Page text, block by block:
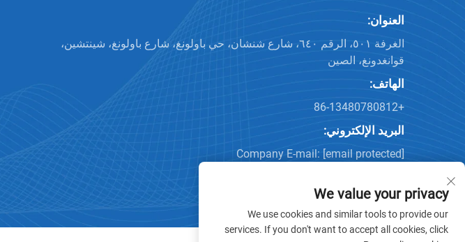
العنوان:
الغرفة ٥٠١، الرقم ٦٤٠، شارع شنشان، حي باولونغ، شارع باولونغ، شينتشين،
قوانغدونغ، الصين
الهاتف:
+86-13480780812
البريد الإلكتروني:
Company E-mail: [email protected]
We value your privacy
We use cookies and similar tools to provide our
services. If you don't want to accept all cookies, click